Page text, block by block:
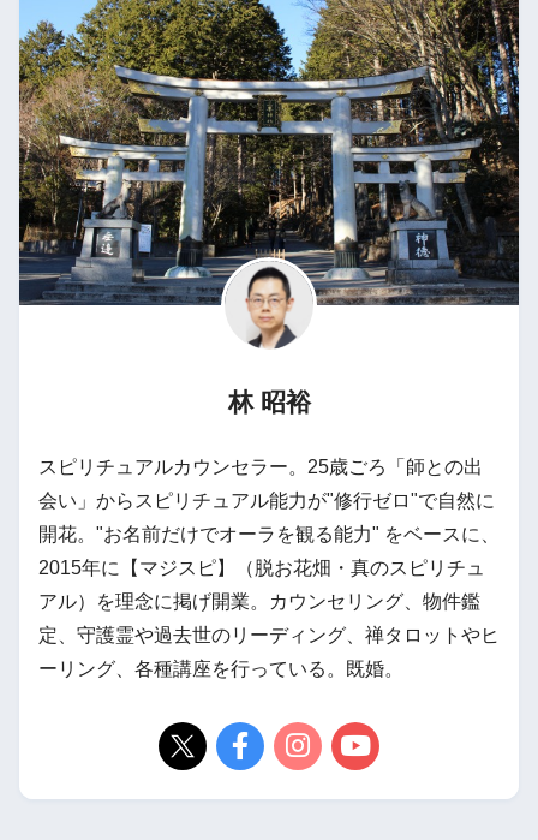
林 昭裕
スピリチュアルカウンセラー。25歳ごろ「師との出
会い」からスピリチュアル能力が"修行ゼロ"で自然に
開花。"お名前だけでオーラを観る能力" をベースに、
2015年に【マジスピ】（脱お花畑・真のスピリチュ
アル）を理念に掲げ開業。カウンセリング、物件鑑
定、守護霊や過去世のリーディング、禅タロットやヒ
ーリング、各種講座を行っている。既婚。